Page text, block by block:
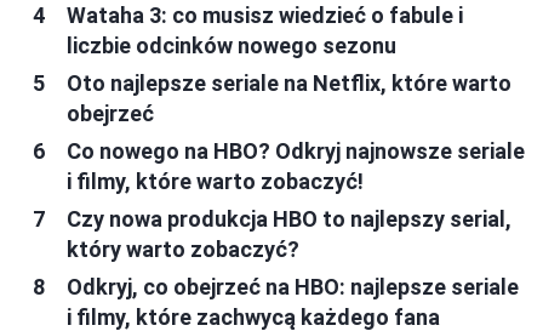
Wataha 3: co musisz wiedzieć o fabule i
liczbie odcinków nowego sezonu
Oto najlepsze seriale na Netflix, które warto
obejrzeć
Co nowego na HBO? Odkryj najnowsze seriale
i filmy, które warto zobaczyć!
Czy nowa produkcja HBO to najlepszy serial,
który warto zobaczyć?
Odkryj, co obejrzeć na HBO: najlepsze seriale
i filmy, które zachwycą każdego fana